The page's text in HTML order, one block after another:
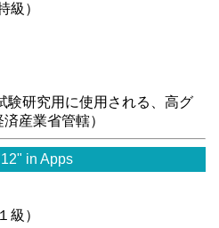
級）
験研究用に使用される、高グ
産業省管轄）
in Apps
級）